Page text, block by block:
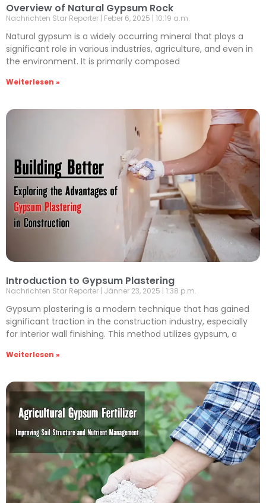
Overview of Natural Gypsum Rock
Nachrichten Star Reporter Feber 6, 2025 10:19 a.m.
Natural gypsum is a widely occurring mineral that plays a
significant role in various industries, agriculture, and even in
the environment. It is primarily composed
Weiterlesen »
Introduction to Gypsum Plastering
Nachrichten Star Reporter Jänner 23, 2025 1:38 p.m.
Gypsum plastering is a modern technique that has gained
significant traction in the construction industry, especially
for interior wall finishing. This method utilizes gypsum, a
Weiterlesen »